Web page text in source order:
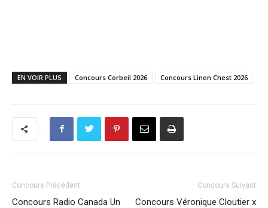
EN VOIR PLUS Concours Corbeil 2026 Concours Linen Chest 2026
Concours Précédent
Concours Radio Canada Un
Concours Suivant
Concours Véronique Cloutier x